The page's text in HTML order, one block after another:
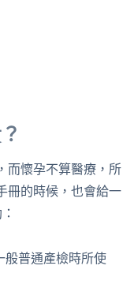
而懷孕不算醫療，所
冊的時候，也會給一
般普通產檢時所使